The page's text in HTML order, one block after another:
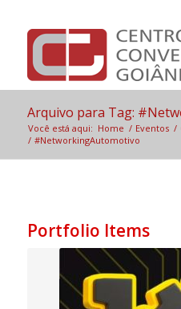
Arquivo para Tag:
Você está aqui: Home / Eventos /
/ #NetworkingAutomotivo
Portfolio Items